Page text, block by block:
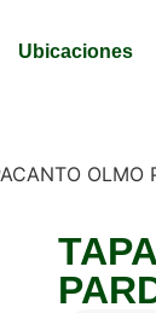
Ubicaciones
OLMO